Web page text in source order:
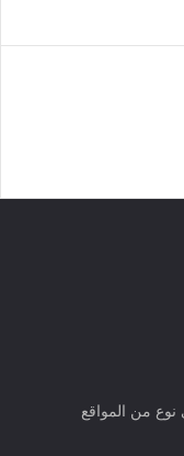
نوع من المواقع